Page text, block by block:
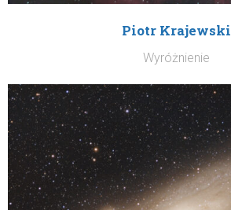
Piotr Krajewski
Wyróżnienie